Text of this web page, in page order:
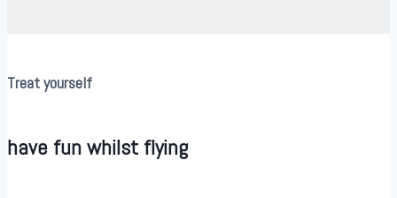
Treat yourself
have fun whilst flying